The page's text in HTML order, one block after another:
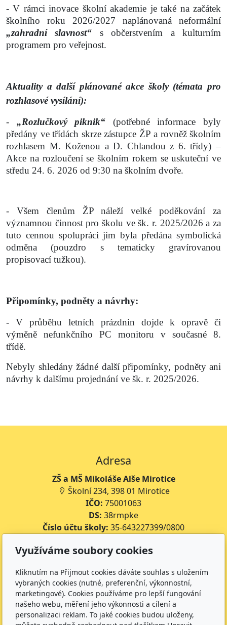
- V rámci inovace školní akademie je také na začátek
školního roku 2026/2027 naplánovaná neformální
„zahradní slavnost“
s občerstvením a kulturním
programem pro veřejnost.
Aktuality a další plánované akce školy (témata pro
rozhlasové vysílání):
- „Rozlučkový piknik“ (potřebné informace byly
předány ve třídách skrze zástupce ŽP a rovněž školním
rozhlasem M. Koženou a D. Chlandou z 6. třídy) –
Akce na rozloučení se školním rokem se uskuteční ve
středu 24. 6. 2026 od 9:30 na školním dvoře.
- Všem členům ŽP náleží velké poděkování za
významnou činnost pro školu ve šk. r. 2025/2026 a za
tuto cennou spolupráci jim byla předána symbolická
odměna (pouzdro s tematicky gravírovanou
propisovací tužkou).
Připomínky, podněty a návrhy:
- V průběhu letních prázdnin dojde k opravě či
výměně nefunkčního PC monitoru v současné 8.
třídě.
Nebyly shledány žádné další připomínky, podněty ani
návrhy k dalšímu projednání ve šk. r. 2025/2026.
Adresa
ZŠ a MŠ Mikoláše Alše Mirotice
Školní 234, 398 01 Mirotice
IČO: 75001063
DS: 38rmpke
Číslo účtu školy: 35-643227399/0800
+420 734 316 620 - Ředitel školy
+420 733 539 322 - Zástupce ředitele pro předškolní
vzdělávání
+420 733 539 323 - Školní družina
Využíváme soubory cookies
Kliknutím na Přijmout cookies dáváte souhlas s uložením
vybraných cookies (nutné, preferenční, výkonnostní,
marketingové). Cookies používáme pro lepší fungování
našeho webu, měření jeho výkonnosti a cílení a
personalizaci reklam. To jaké cookies budou uloženy,